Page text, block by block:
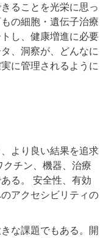
ることを光栄に思っ
の細胞・遺伝子治療
し、健康増進に必要
、洞察が、どんなに
に管理されるように
より良い結果を追求
チン、機器、治療
る。 安全性、有効
アクセシビリティの
な課題でもある。開